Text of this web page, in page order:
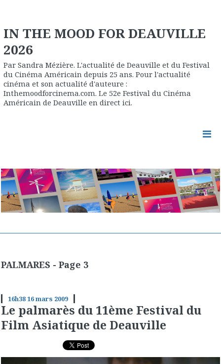
IN THE MOOD FOR DEAUVILLE
2026
Par Sandra Mézière. L'actualité de Deauville et du Festival
du Cinéma Américain depuis 25 ans. Pour l'actualité
cinéma et son actualité d'auteure :
Inthemoodforcinema.com. Le 52e Festival du Cinéma
Américain de Deauville en direct ici.
PALMARES - Page 3
16h3816mars 2009
Le palmarès du 11ème Festival du
Film Asiatique de Deauville